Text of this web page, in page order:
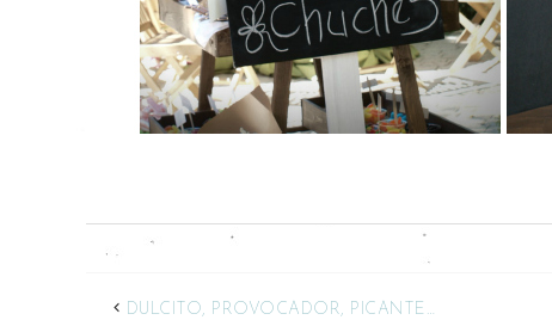
DULCITO, PROVOCADOR, PICANTE…